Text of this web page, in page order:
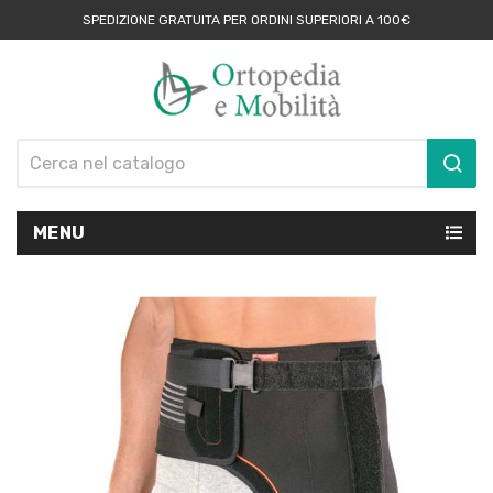
SPEDIZIONE GRATUITA PER ORDINI SUPERIORI A 100€
MENU